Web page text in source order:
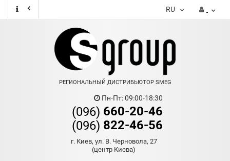
RU
РЕГИОНАЛЬНЫЙ ДИСТРИБЬЮТОР SMEG
Пн-Пт: 09:00-18:30
(096) 660-20-46
(096) 822-46-56
г. Киев, ул. В. Черновола, 27
(центр Киева)